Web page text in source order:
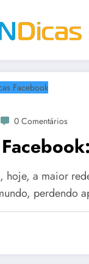
Facebook
0 Comentários
hoje, a maior
perdendo